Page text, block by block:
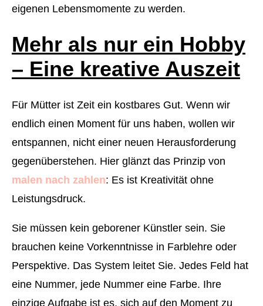
eigenen Lebensmomente zu werden.
Mehr als nur ein Hobby
– Eine kreative Auszeit
Für Mütter ist Zeit ein kostbares Gut. Wenn wir
endlich einen Moment für uns haben, wollen wir
entspannen, nicht einer neuen Herausforderung
gegenüberstehen. Hier glänzt das Prinzip von
malen nach zahlen: Es ist Kreativität ohne
Leistungsdruck.
Sie müssen kein geborener Künstler sein. Sie
brauchen keine Vorkenntnisse in Farblehre oder
Perspektive. Das System leitet Sie. Jedes Feld hat
eine Nummer, jede Nummer eine Farbe. Ihre
einzige Aufgabe ist es, sich auf den Moment zu